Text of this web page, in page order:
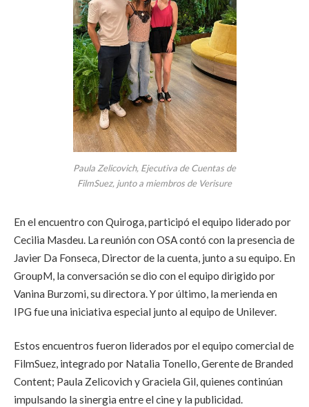
Paula Zelicovich, Ejecutiva de Cuentas de
FilmSuez, junto a miembros de Verisure
En el encuentro con Quiroga, participó el equipo liderado por
Cecilia Masdeu. La reunión con OSA contó con la presencia de
Javier Da Fonseca, Director de la cuenta, junto a su equipo. En
GroupM, la conversación se dio con el equipo dirigido por
Vanina Burzomi, su directora. Y por último, la merienda en
IPG fue una iniciativa especial junto al equipo de Unilever.
Estos encuentros fueron liderados por el equipo comercial de
FilmSuez, integrado por Natalia Tonello, Gerente de Branded
Content; Paula Zelicovich y Graciela Gil, quienes continúan
impulsando la sinergia entre el cine y la publicidad.